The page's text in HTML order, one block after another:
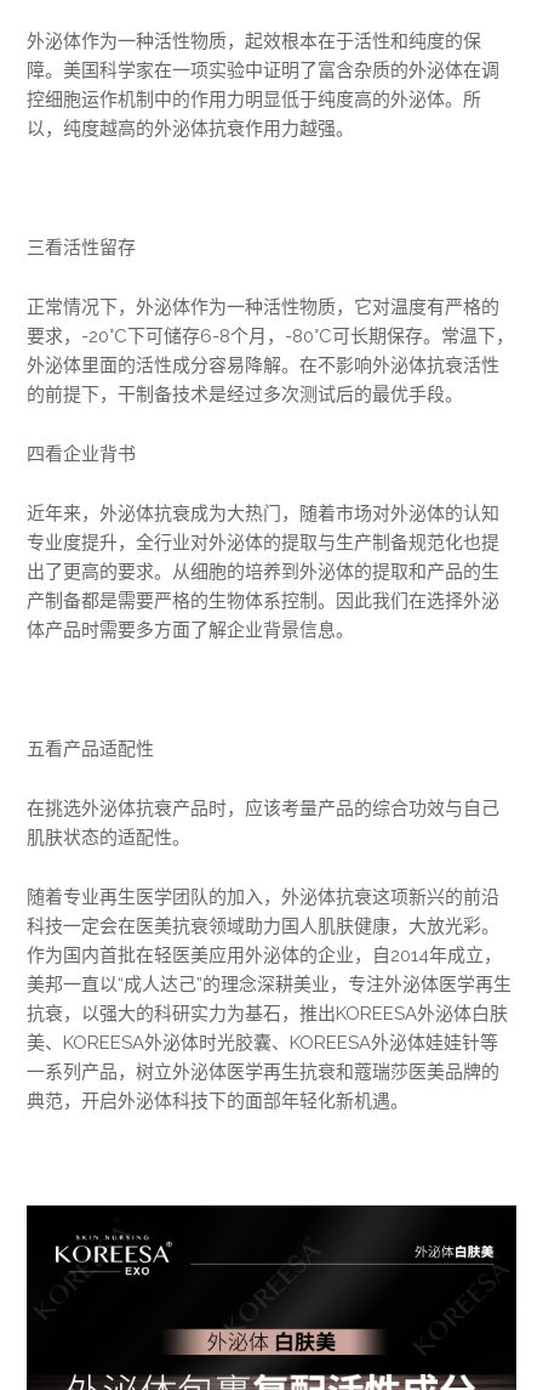
外泌体作为一种活性物质，起效根本在于活性和纯度的保
障。美国科学家在一项实验中证明了富含杂质的外泌体在调
控细胞运作机制中的作用力明显低于纯度高的外泌体。所
以，纯度越高的外泌体抗衰作用力越强。
三看活性留存
正常情况下，外泌体作为一种活性物质，它对温度有严格的
要求，-20°C下可储存6-8个月，-80°C可长期保存。常温下，
外泌体里面的活性成分容易降解。在不影响外泌体抗衰活性
的前提下，干制备技术是经过多次测试后的最优手段。
四看企业背书
近年来，外泌体抗衰成为大热门，随着市场对外泌体的认知
专业度提升，全行业对外泌体的提取与生产制备规范化也提
出了更高的要求。从细胞的培养到外泌体的提取和产品的生
产制备都是需要严格的生物体系控制。因此我们在选择外泌
体产品时需要多方面了解企业背景信息。
五看产品适配性
在挑选外泌体抗衰产品时，应该考量产品的综合功效与自己
肌肤状态的适配性。
随着专业再生医学团队的加入，外泌体抗衰这项新兴的前沿
科技一定会在医美抗衰领域助力国人肌肤健康，大放光彩。
作为国内首批在轻医美应用外泌体的企业，自2014年成立，
美邦一直以“成人达己”的理念深耕美业，专注外泌体医学再生
抗衰，以强大的科研实力为基石，推出KOREESA外泌体白肤
美、KOREESA外泌体时光胶囊、KOREESA外泌体娃娃针等
一系列产品，树立外泌体医学再生抗衰和蔻瑞莎医美品牌的
典范，开启外泌体科技下的面部年轻化新机遇。